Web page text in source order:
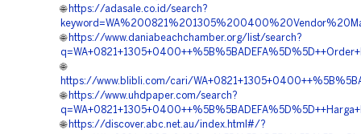
🌐 https://adasale.co.id/search?
🌐 https://www.daniabeachchamber.org/list/search?
🌐
https://www.blibli.com/cari/
🌐 https://www.uhdpaper.com/search?
🌐 https://discover.abc.net.au/index.html#/?